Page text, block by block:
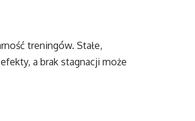
treningów. Stałe,
a brak stagnacji może